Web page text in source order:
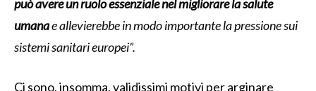
può avere un ruolo essenziale nel migliorare la salute
umanae allevierebbe in modo importante la pressione sui
sistemi sanitari europei”.
Ci sono, insomma, validissimi motivi per arginare